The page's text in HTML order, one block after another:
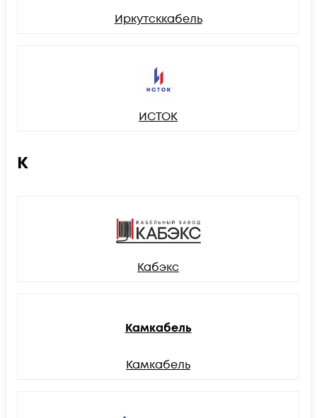
Иркутсккабель
ИСТОК
К
Кабэкс
Камкабель
Камкабель